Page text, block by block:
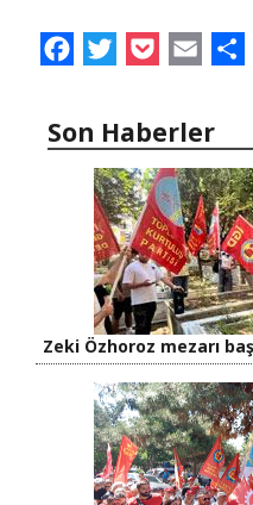
FacebookTwitterPocketEmail
Son Haberler
Zeki Özhoroz mezarı